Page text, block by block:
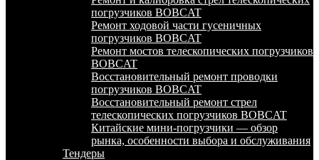
погрузчиков BOBCAT
Ремонт ходовой части гусеничных
погрузчиков BOBCAT
Ремонт мостов телескопических погрузчиков
BOBCAT
Восстановительный ремонт проводки
погрузчиков BOBCAT
Восстановительный ремонт стрел
телескопических погрузчиков BOBCAT
Китайские мини-погрузчики — обзор
рынка, особенности выбора и обслуживания
Тендеры